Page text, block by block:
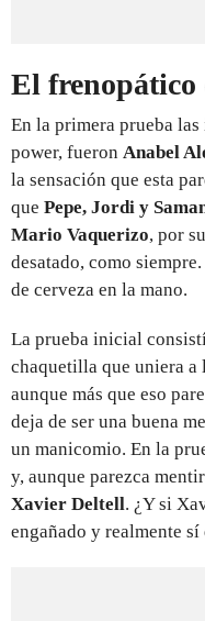
El
En la primera prueba
power, fueron Anabel
la sensación que esta
que Pepe, Jordi y
Mario Vaquerizo, por
desatado, como
de cerveza en la mano.
La prueba inicial
chaquetilla que uniera a
aunque más que eso
deja de ser una buena
un manicomio. En la
y, aunque parezca
Xavier Deltell. ¿Y si
engañado y realmente sí